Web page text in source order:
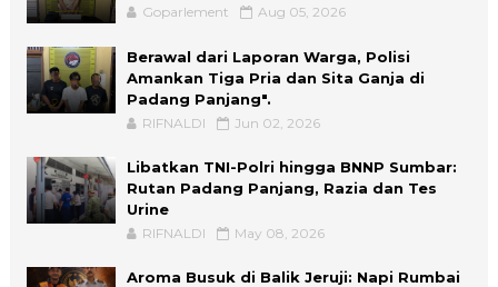
Goparlement Aug 05, 2026
Berawal dari Laporan Warga, Polisi
Amankan Tiga Pria dan Sita Ganja di
Padang Panjang".
RIFNALDI Jun 02, 2026
Libatkan TNI-Polri hingga BNNP Sumbar:
Rutan Padang Panjang, Razia dan Tes
Urine
RIFNALDI May 08, 2026
Aroma Busuk di Balik Jeruji: Napi Rumbai